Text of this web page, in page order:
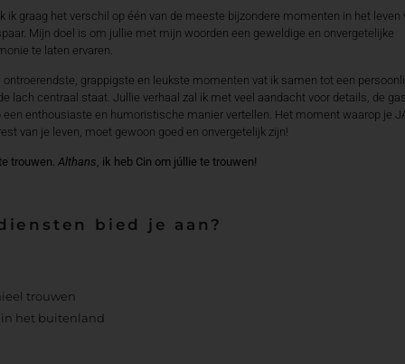
ik graag het verschil op één van de meeste bijzondere momenten in het leven
Mijn doel is om jullie met mijn woorden een geweldige en onvergetelijke
te laten ervaren.
grappigste en leukste momenten vat ik samen tot een
lach centraal staat. Jullie verhaal zal ik met veel aandacht voor details, de
een enthousiaste en humoristische manier vertellen. Het moment waarop je
van je leven, moet gewoon goed en onvergetelijk zijn!
trouwen. Althans, ik heb Cin om júllie te trouwen!
bied je aan?
trouwen
het buitenland